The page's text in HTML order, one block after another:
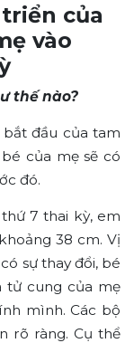
của
vào
thế nào?
đầu của tam
của mẹ sẽ có
đó.
7 thai kỳ, em
38 cm. Vị
sự thay đổi, bé
tử cung của mẹ
mình. Các bộ
rõ ràng. Cụ thể